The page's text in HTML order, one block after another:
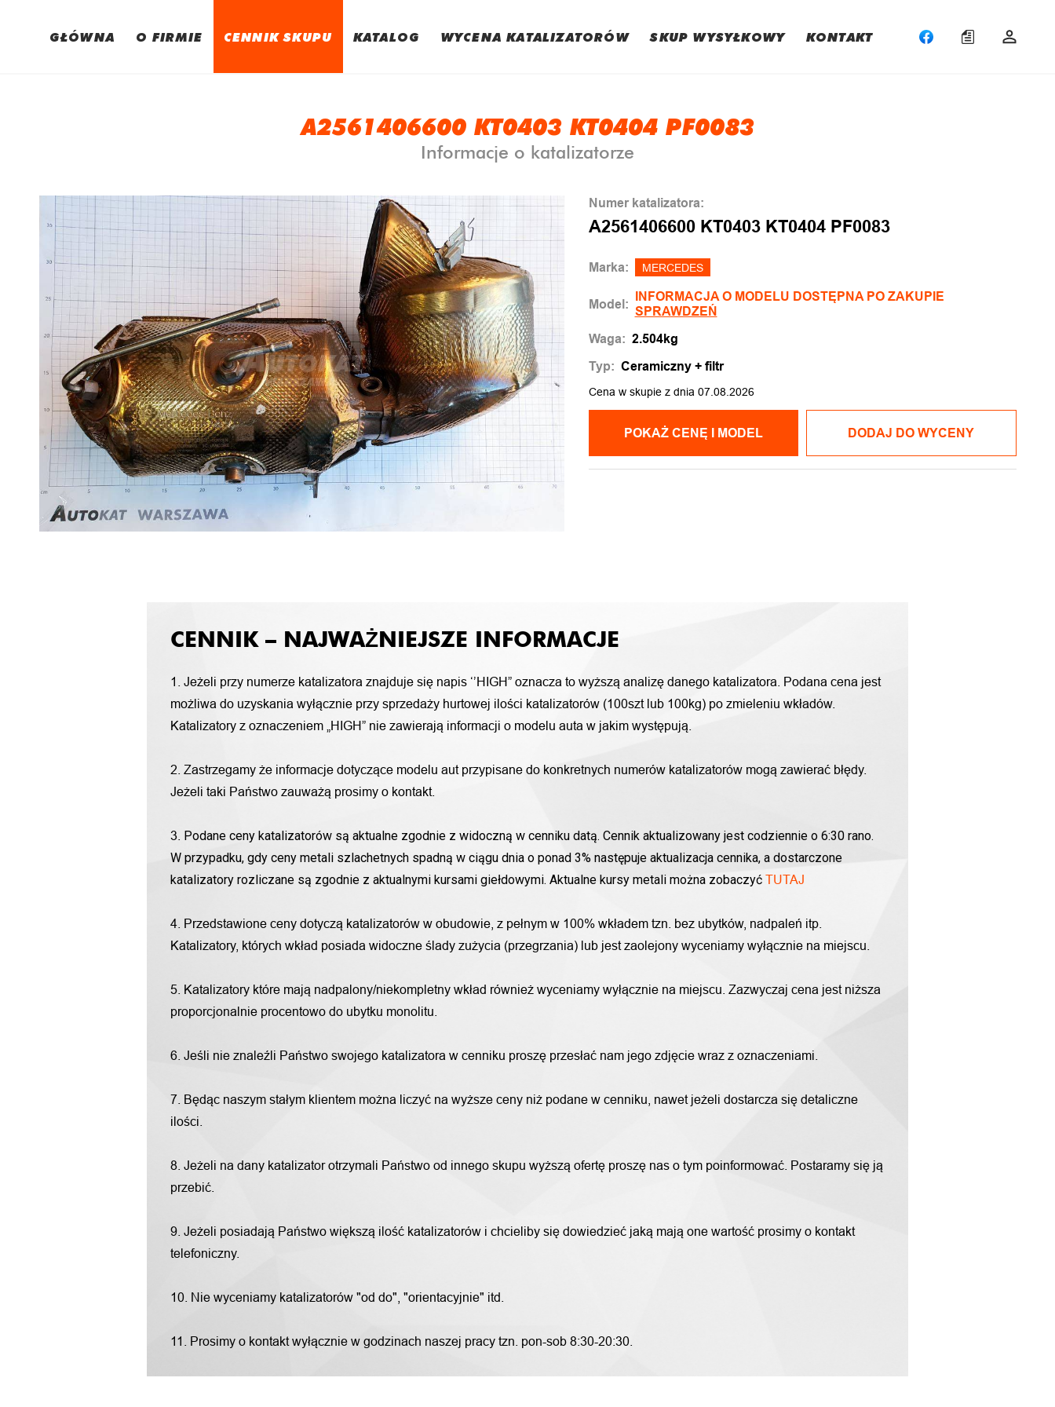
GŁÓWNA O FIRMIE CENNIK SKUPU KATALOG WYCENA KATALIZATORÓW SKUP WYSYŁKOWY KONTAKT
A2561406600 KT0403 KT0404 PF0083
Informacje o katalizatorze
Numer katalizatora:
A2561406600 KT0403 KT0404 PF0083
Marka: MERCEDES
Model:
INFORMACJA O MODELU DOSTĘPNA PO ZAKUPIE
SPRAWDZEŃ
Waga: 2.504kg
Typ: Ceramiczny + filtr
Cena w skupie z dnia 07.08.2026
POKAŻ CENĘ I MODEL DODAJ DO WYCENY
CENNIK – NAJWAŻNIEJSZE INFORMACJE
1. Jeżeli przy numerze katalizatora znajduje się napis ‘’HIGH” oznacza to wyższą analizę danego katalizatora. Podana cena jest
możliwa do uzyskania wyłącznie przy sprzedaży hurtowej ilości katalizatorów (100szt lub 100kg) po zmieleniu wkładów.
Katalizatory z oznaczeniem „HIGH” nie zawierają informacji o modelu auta w jakim występują.
2. Zastrzegamy że informacje dotyczące modelu aut przypisane do konkretnych numerów katalizatorów mogą zawierać błędy.
Jeżeli taki Państwo zauważą prosimy o kontakt.
3. Podane ceny katalizatorów są aktualne zgodnie z widoczną w cenniku datą. Cennik aktualizowany jest codziennie o 6:30 rano.
W przypadku, gdy ceny metali szlachetnych spadną w ciągu dnia o ponad 3% następuje aktualizacja cennika, a dostarczone
katalizatory rozliczane są zgodnie z aktualnymi kursami giełdowymi. Aktualne kursy metali można zobaczyć TUTAJ
4. Przedstawione ceny dotyczą katalizatorów w obudowie, z pełnym w 100% wkładem tzn. bez ubytków, nadpaleń itp.
Katalizatory, których wkład posiada widoczne ślady zużycia (przegrzania) lub jest zaolejony wyceniamy wyłącznie na miejscu.
5. Katalizatory które mają nadpalony/niekompletny wkład również wyceniamy wyłącznie na miejscu. Zazwyczaj cena jest niższa
proporcjonalnie procentowo do ubytku monolitu.
6. Jeśli nie znaleźli Państwo swojego katalizatora w cenniku proszę przesłać nam jego zdjęcie wraz z oznaczeniami.
7. Będąc naszym stałym klientem można liczyć na wyższe ceny niż podane w cenniku, nawet jeżeli dostarcza się detaliczne
ilości.
8. Jeżeli na dany katalizator otrzymali Państwo od innego skupu wyższą ofertę proszę nas o tym poinformować. Postaramy się ją
przebić.
9. Jeżeli posiadają Państwo większą ilość katalizatorów i chcieliby się dowiedzieć jaką mają one wartość prosimy o kontakt
telefoniczny.
10. Nie wyceniamy katalizatorów "od do", "orientacyjnie" itd.
11. Prosimy o kontakt wyłącznie w godzinach naszej pracy tzn. pon-sob 8:30-20:30.